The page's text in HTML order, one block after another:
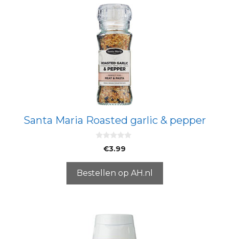
Santa Maria Roasted garlic & pepper
5
€3.99
Bestellen op AH.nl